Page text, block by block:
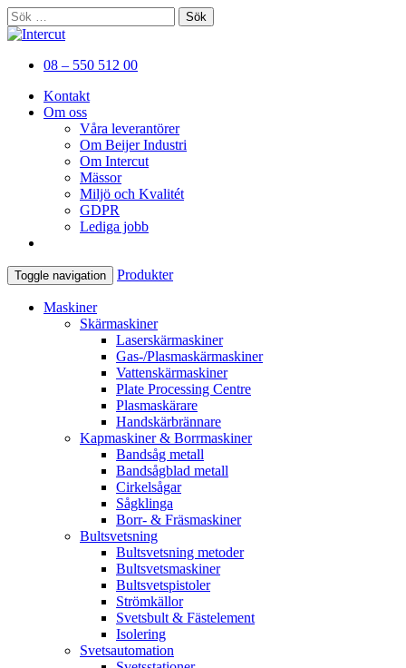
Sök
efter:
Intercut
Er kompletta leverantör av
08 – 550 512 00
Kontakt
Om oss
Våra leverantörer
Om Beijer Industri
Om Intercut
Mässor
Miljö och Kvalitét
GDPR
Lediga jobb
Toggle navigation Produkter
Maskiner
Skärmaskiner
Laserskärmaskiner
Gas-/Plasmaskärmaskiner
Vattenskärmaskiner
Plate Processing Centre
Plasmaskärare
Handskärbrännare
Kapmaskiner & Borrmaskiner
Bandsåg metall
Bandsågblad metall
Cirkelsågar
Sågklinga
Borr- & Fräsmaskiner
Bultsvetsning
Bultsvetsning metoder
Bultsvetsmaskiner
Bultsvetspistoler
Strömkällor
Svetsbult & Fästelement
Isolering
Svetsautomation